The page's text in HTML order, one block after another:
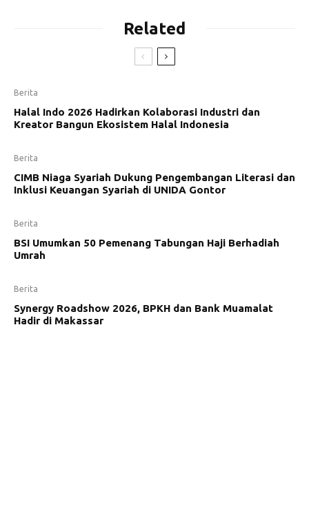
Related
Berita
Halal Indo 2026 Hadirkan Kolaborasi Industri dan
Kreator Bangun Ekosistem Halal Indonesia
Berita
CIMB Niaga Syariah Dukung Pengembangan Literasi dan
Inklusi Keuangan Syariah di UNIDA Gontor
Berita
BSI Umumkan 50 Pemenang Tabungan Haji Berhadiah
Umrah
Berita
Synergy Roadshow 2026, BPKH dan Bank Muamalat
Hadir di Makassar